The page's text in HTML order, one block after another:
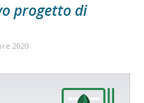
progetto di
2020